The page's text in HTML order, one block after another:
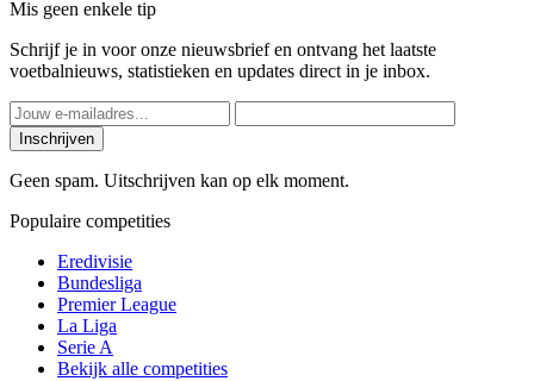
Mis geen enkele tip
Schrijf je in voor onze nieuwsbrief en ontvang het laatste
voetbalnieuws, statistieken en updates direct in je inbox.
Inschrijven
Geen spam. Uitschrijven kan op elk moment.
Populaire competities
Eredivisie
Bundesliga
Premier League
La Liga
Serie A
Bekijk alle competities